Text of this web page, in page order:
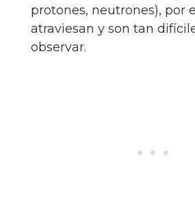
protones, neutrones), por
atraviesan y son tan
observar.